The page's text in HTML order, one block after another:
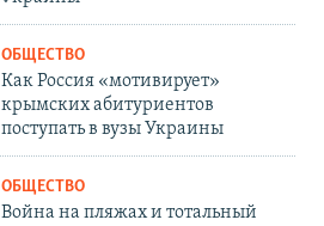
ОБЩЕСТВО
Как Россия «мотивирует»
крымских абитуриентов
поступать в вузы Украины
ОБЩЕСТВО
Война на пляжах и тотальный